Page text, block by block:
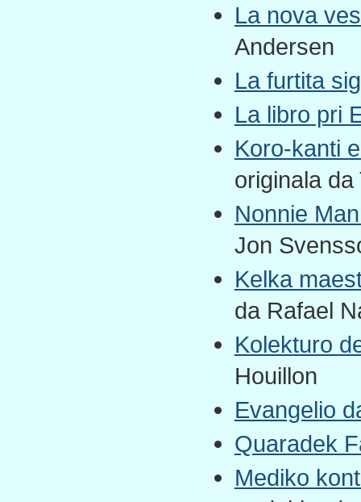
La nova
Andersen
La furtita
La libro pri
Koro-kanti
originala
Nonnie
Jon
Kelka
da Rafael
Kolekturo
Houillon
Evangelio
Quaradek
Mediko